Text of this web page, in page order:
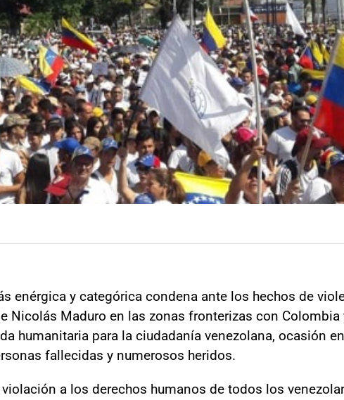
enérgica y categórica condena ante los hechos de
Nicolás Maduro en las zonas fronterizas con Colombia
humanitaria para la ciudadanía venezolana, ocasión
fallecidas y numerosos heridos.
a los derechos humanos de todos los